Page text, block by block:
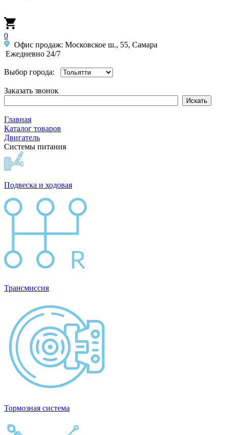
0
Офис продаж: Московское ш., 55, Самара
Ежедневно 24/7
Выбор города:
Заказать звонок
Главная
Каталог товаров
Двигатель
Системы питания
Подвеска и ходовая
Трансмиссия
Тормозная система